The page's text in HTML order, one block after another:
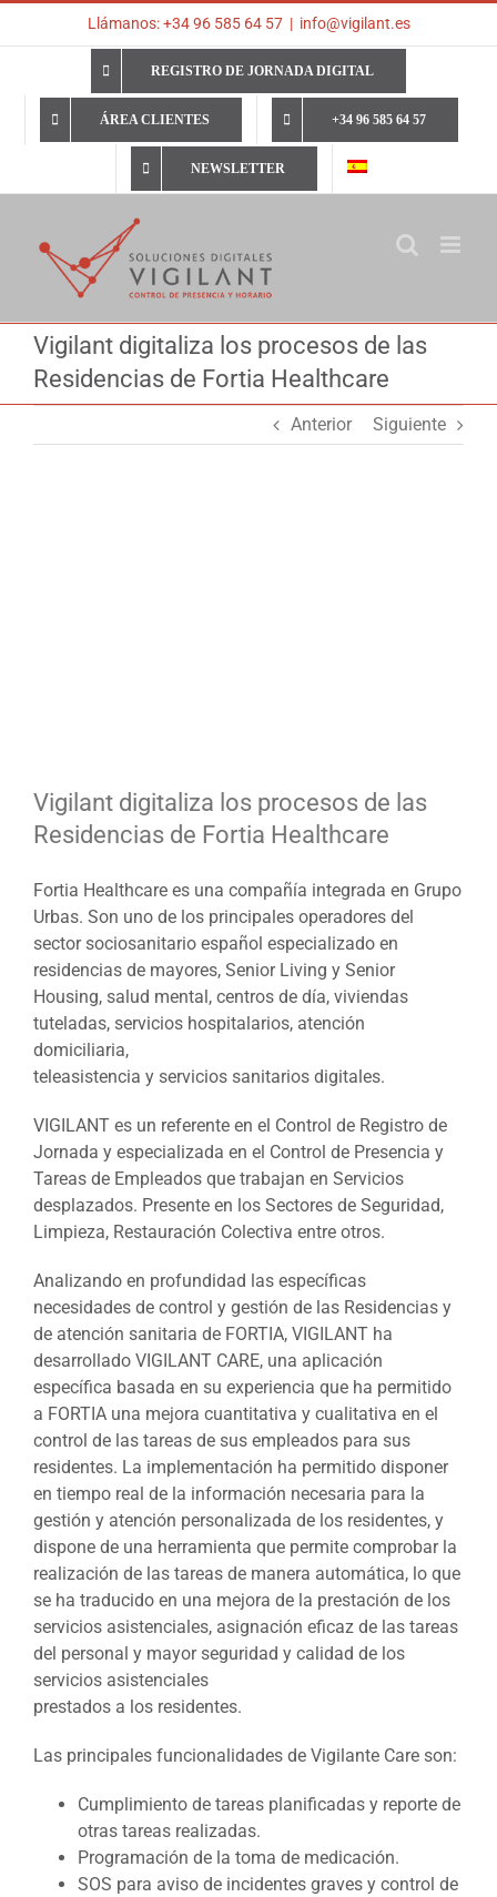
Llámanos: +34 96 585 64 57 | info@vigilant.es
REGISTRO DE JORNADA DIGITAL
ÁREA CLIENTES +34 96 585 64 57
NEWSLETTER
Vigilant digitaliza los procesos de las
Residencias de Fortia Healthcare
Anterior Siguiente
Vigilant digitaliza los procesos de las
Residencias de Fortia Healthcare
Fortia Healthcare es una compañía integrada en Grupo
Urbas. Son uno de los principales operadores del
sector sociosanitario español especializado en
residencias de mayores, Senior Living y Senior
Housing, salud mental, centros de día, viviendas
tuteladas, servicios hospitalarios, atención
domiciliaria,
teleasistencia y servicios sanitarios digitales.
VIGILANT es un referente en el Control de Registro de
Jornada y especializada en el Control de Presencia y
Tareas de Empleados que trabajan en Servicios
desplazados. Presente en los Sectores de Seguridad,
Limpieza, Restauración Colectiva entre otros.
Analizando en profundidad las específicas
necesidades de control y gestión de las Residencias y
de atención sanitaria de FORTIA, VIGILANT ha
desarrollado VIGILANT CARE, una aplicación
específica basada en su experiencia que ha permitido
a FORTIA una mejora cuantitativa y cualitativa en el
control de las tareas de sus empleados para sus
residentes. La implementación ha permitido disponer
en tiempo real de la información necesaria para la
gestión y atención personalizada de los residentes, y
dispone de una herramienta que permite comprobar la
realización de las tareas de manera automática, lo que
se ha traducido en una mejora de la prestación de los
servicios asistenciales, asignación eficaz de las tareas
del personal y mayor seguridad y calidad de los
servicios asistenciales
prestados a los residentes.
Las principales funcionalidades de Vigilante Care son:
Cumplimiento de tareas planificadas y reporte de
otras tareas realizadas.
Programación de la toma de medicación.
SOS para aviso de incidentes graves y control de